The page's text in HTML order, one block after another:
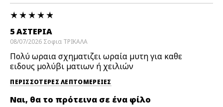
5 ΑΣΤΕΡΙΑ
08/07/2026 Σοφια ΤΡΙΚΑΛΑ
Πολύ ωραια σχηματιζει ωραία μυτη για καθε
ειδους μολύβι ματιων ή χειλιών
ΠΕΡΙΣΣΌΤΕΡΕΣ ΛΕΠΤΟΜΈΡΕΙΕΣ
Ναι, θα το πρότεινα σε ένα φίλο